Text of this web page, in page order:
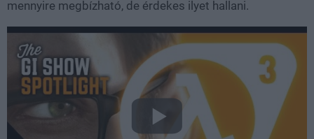
mennyire megbízható, de érdekes ilyet hallani.